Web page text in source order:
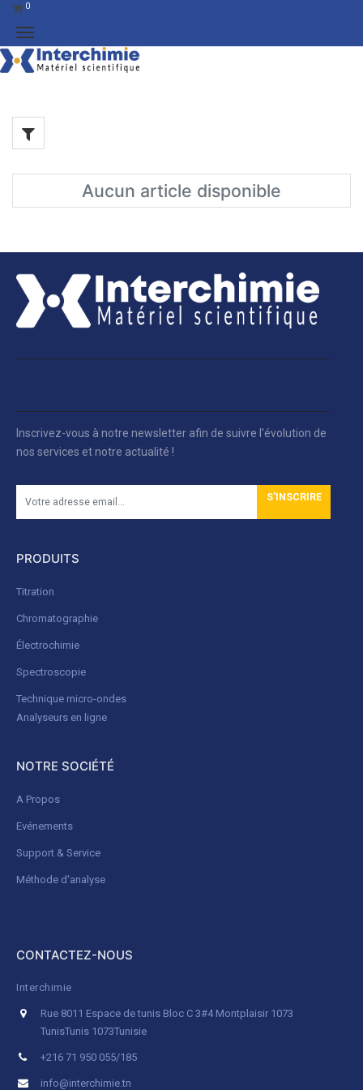
0
Aucun article disponible
Inscrivez-vous à notre newsletter afin de suivre l'évolution de
nos services et notre actualité !
S'INSCRIRE
PRODUITS
Titration
Chromatographie
Électrochimie
Spectroscopie
Technique micro-ondes
Analyseurs en ligne
NOTRE SOCIÉTÉ
A Propos
Evénements
Support & Service
Méthode d'analyse
CONTACTEZ-NOUS
Interchimie
Rue 8011 Espace de tunis Bloc C 3#4 Montplaisir 1073
TunisTunis 1073Tunisie
+216 71 950 055/185
info@interchimie.tn